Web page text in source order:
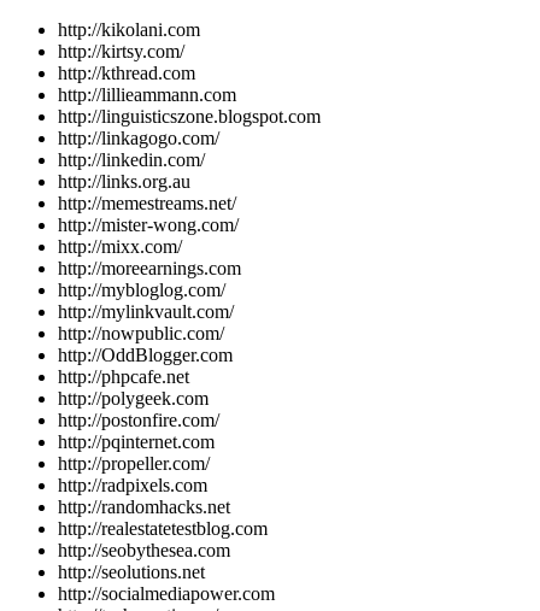
http://kikolani.com
http://kirtsy.com/
http://kthread.com
http://lillieammann.com
http://linguisticszone.blogspot.com
http://linkagogo.com/
http://linkedin.com/
http://links.org.au
http://memestreams.net/
http://mister-wong.com/
http://mixx.com/
http://moreearnings.com
http://mybloglog.com/
http://mylinkvault.com/
http://nowpublic.com/
http://OddBlogger.com
http://phpcafe.net
http://polygeek.com
http://postonfire.com/
http://pqinternet.com
http://propeller.com/
http://radpixels.com
http://randomhacks.net
http://realestatetestblog.com
http://seobythesea.com
http://seolutions.net
http://socialmediapower.com